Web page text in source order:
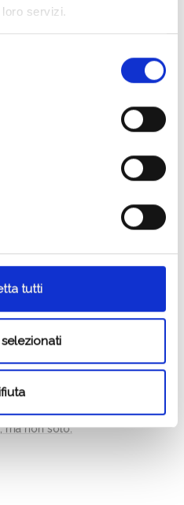
servizi.
tutti
equilibrio, aromaticità e
come un rock classico…
ballata rock italiana…
ma non solo.